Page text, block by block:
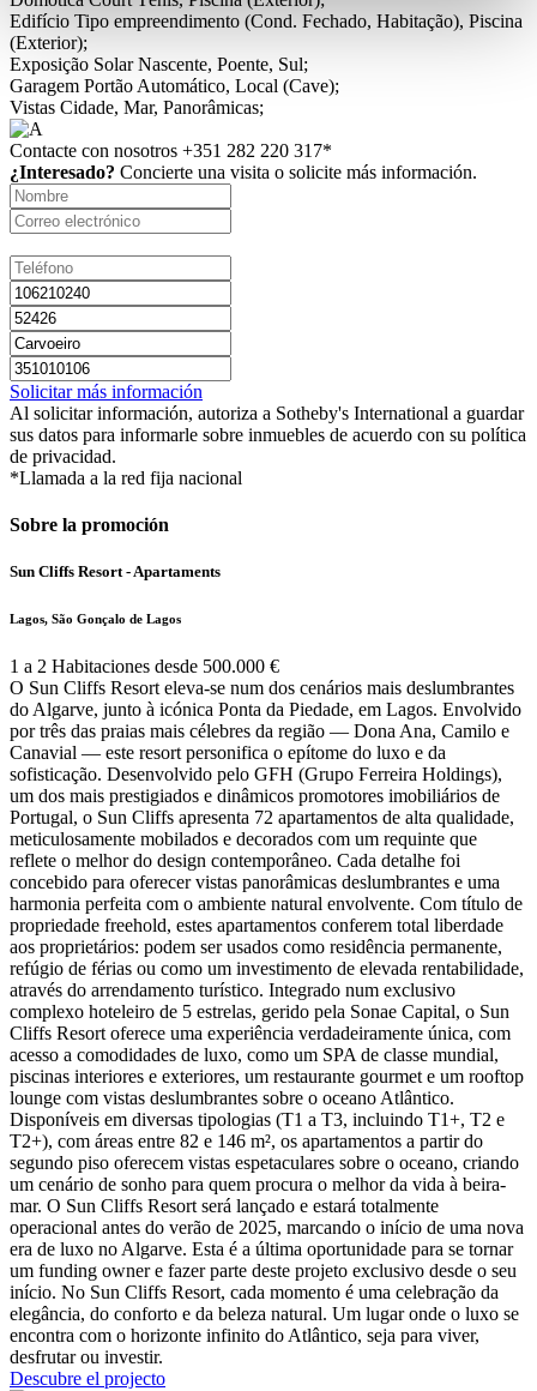
Edifício Tipo empreendimento (Cond. Fechado, Habitação), Piscina
(Exterior);
Exposição Solar Nascente, Poente, Sul;
Garagem Portão Automático, Local (Cave);
Vistas Cidade, Mar, Panorâmicas;
Contacte con nosotros +351 282 220 317*
¿Interesado? Concierte una visita o solicite más información.
Solicitar más información
Al solicitar información, autoriza a Sotheby's International a guardar
sus datos para informarle sobre inmuebles de acuerdo con su política
de privacidad.
*Llamada a la red fija nacional
Sobre la promoción
Sun Cliffs Resort - Apartaments
Lagos, São Gonçalo de Lagos
1 a 2 Habitaciones desde 500.000 €
O Sun Cliffs Resort eleva-se num dos cenários mais deslumbrantes
do Algarve, junto à icónica Ponta da Piedade, em Lagos. Envolvido
por três das praias mais célebres da região — Dona Ana, Camilo e
Canavial — este resort personifica o epítome do luxo e da
sofisticação. Desenvolvido pelo GFH (Grupo Ferreira Holdings),
um dos mais prestigiados e dinâmicos promotores imobiliários de
Portugal, o Sun Cliffs apresenta 72 apartamentos de alta qualidade,
meticulosamente mobilados e decorados com um requinte que
reflete o melhor do design contemporâneo. Cada detalhe foi
concebido para oferecer vistas panorâmicas deslumbrantes e uma
harmonia perfeita com o ambiente natural envolvente. Com título de
propriedade freehold, estes apartamentos conferem total liberdade
aos proprietários: podem ser usados como residência permanente,
refúgio de férias ou como um investimento de elevada rentabilidade,
através do arrendamento turístico. Integrado num exclusivo
complexo hoteleiro de 5 estrelas, gerido pela Sonae Capital, o Sun
Cliffs Resort oferece uma experiência verdadeiramente única, com
acesso a comodidades de luxo, como um SPA de classe mundial,
piscinas interiores e exteriores, um restaurante gourmet e um rooftop
lounge com vistas deslumbrantes sobre o oceano Atlântico.
Disponíveis em diversas tipologias (T1 a T3, incluindo T1+, T2 e
T2+), com áreas entre 82 e 146 m², os apartamentos a partir do
segundo piso oferecem vistas espetaculares sobre o oceano, criando
um cenário de sonho para quem procura o melhor da vida à beira-
mar. O Sun Cliffs Resort será lançado e estará totalmente
operacional antes do verão de 2025, marcando o início de uma nova
era de luxo no Algarve. Esta é a última oportunidade para se tornar
um funding owner e fazer parte deste projeto exclusivo desde o seu
início. No Sun Cliffs Resort, cada momento é uma celebração da
elegância, do conforto e da beleza natural. Um lugar onde o luxo se
encontra com o horizonte infinito do Atlântico, seja para viver,
desfrutar ou investir.
Descubre el projecto